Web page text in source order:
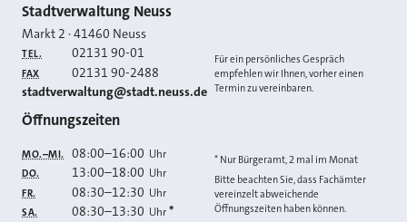
Kontakt
Stadtverwaltung Neuss
Markt 2 ·41460 Neuss
TEL. 02131 90-01
FAX 02131 90-2488
E-MAIL
stadtverwaltung@stadt.neuss.de
Für ein persönliches Gespräch
empfehlen wir Ihnen, vorher einen
Termin zu vereinbaren.
Öffnungszeiten
MO.–MI. 08:00–16:00 Uhr
DO. 13:00–18:00 Uhr
FR. 08:30–12:30 Uhr
SA. 08:30–13:30 Uhr *
* Nur Bürgeramt, 2 mal im Monat
Bitte beachten Sie, dass Fachämter
vereinzelt abweichende
Öffnungszeiten haben können.